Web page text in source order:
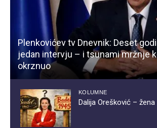
Plenkovićev tv Dnevnik: Deset
jedan intervju – i tsunami mržnje
okrznuo
KOLUMNE
Dalija Orešković –